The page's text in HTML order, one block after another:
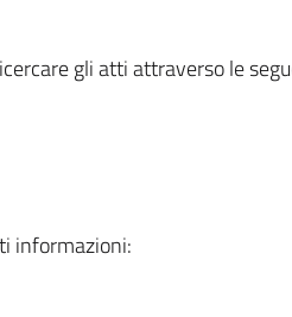
gli atti attraverso le
informazioni: